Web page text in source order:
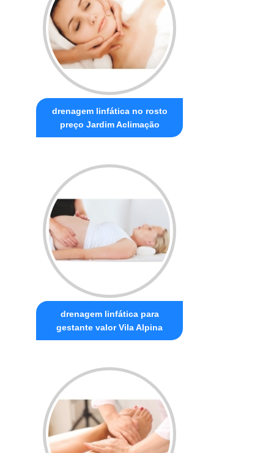
drenagem linfática no rosto
preço Jardim Aclimação
drenagem linfática para
gestante valor Vila Alpina